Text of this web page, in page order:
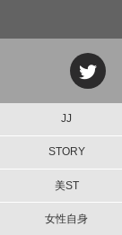
JJ
STORY
美ST
女性自身